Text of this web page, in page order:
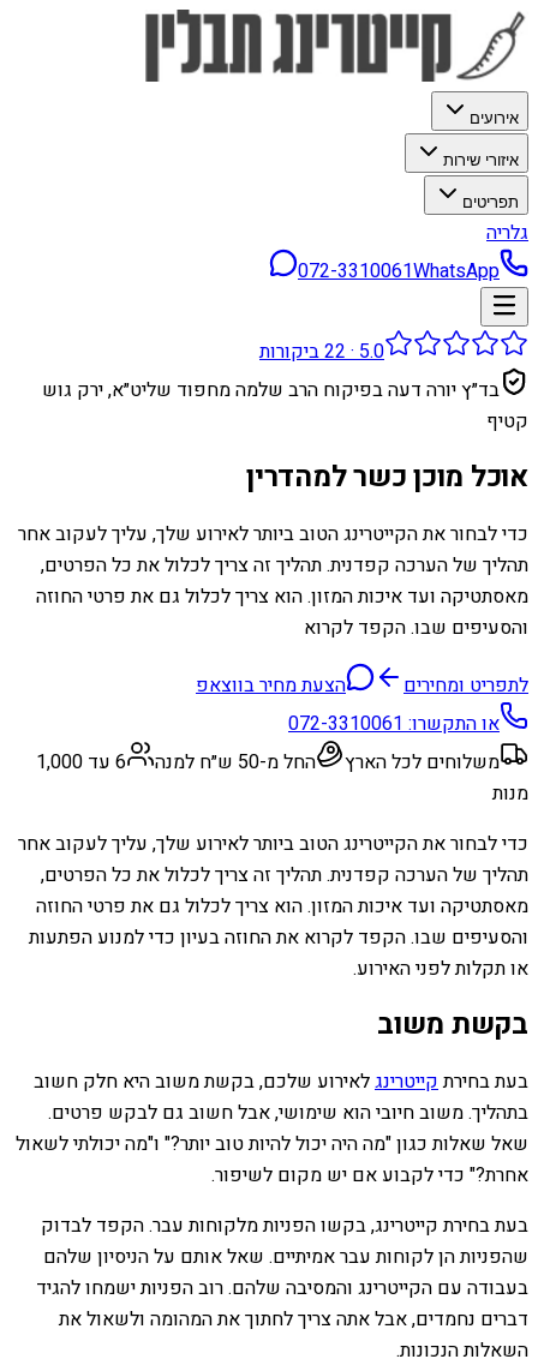
אירועים
איזורי שירות
תפריטים
גלריה
072-3310061WhatsApp
5.0
·
22ביקורות
בד״ץ יורה דעה בפיקוח הרב שלמה מחפוד שליט״א, ירק גוש
קטיף
אוכל מוכן כשר למהדרין
כדי לבחור את הקייטרינג הטוב ביותר לאירוע שלך, עליך לעקוב אחר
תהליך של הערכה קפדנית. תהליך זה צריך לכלול את כל הפרטים,
מאסתטיקה ועד איכות המזון. הוא צריך לכלול גם את פרטי החוזה
והסעיפים שבו. הקפד לקרוא
לתפריט ומחירים
הצעת מחיר בווצאפ
או התקשרו:072-3310061
משלוחים לכל הארץ
החל מ-50 ש״ח למנה
6 עד 1,000
מנות
כדי לבחור את הקייטרינג הטוב ביותר לאירוע שלך, עליך לעקוב אחר
תהליך של הערכה קפדנית. תהליך זה צריך לכלול את כל הפרטים,
מאסתטיקה ועד איכות המזון. הוא צריך לכלול גם את פרטי החוזה
והסעיפים שבו. הקפד לקרוא את החוזה בעיון כדי למנוע הפתעות
או תקלות לפני האירוע.
בקשת משוב
בעת בחירתקייטרינגלאירוע שלכם, בקשת משוב היא חלק חשוב
בתהליך. משוב חיובי הוא שימושי, אבל חשוב גם לבקש פרטים.
שאל שאלות כגון "מה היה יכול להיות טוב יותר?" ו"מה יכולתי לשאול
אחרת?" כדי לקבוע אם יש מקום לשיפור.
בעת בחירת קייטרינג, בקשו הפניות מלקוחות עבר. הקפד לבדוק
שהפניות הן לקוחות עבר אמיתיים. שאל אותם על הניסיון שלהם
בעבודה עם הקייטרינג והמסיבה שלהם. רוב הפניות ישמחו להגיד
דברים נחמדים, אבל אתה צריך לחתוך את המהומה ולשאול את
השאלות הנכונות.